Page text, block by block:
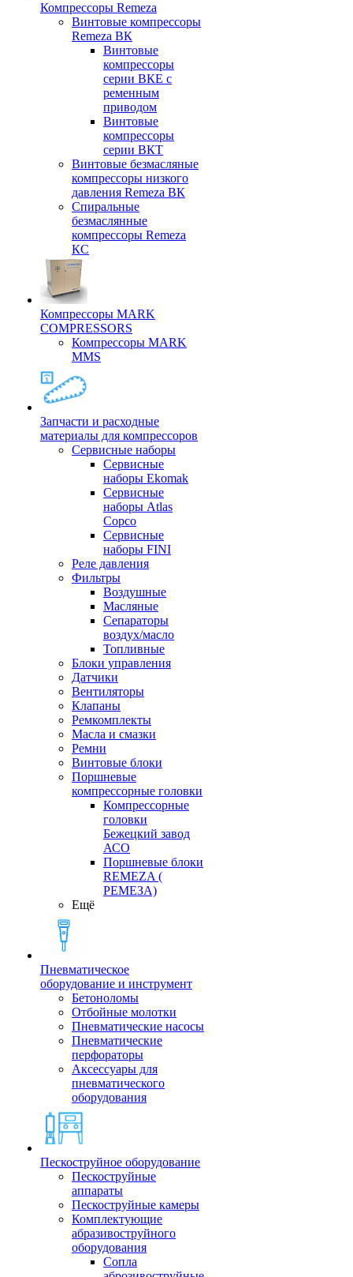
Компрессоры Remeza
Винтовые компрессоры
Remeza ВК
Винтовые
компрессоры
серии ВКЕ с
ременным
приводом
Винтовые
компрессоры
серии ВКТ
Винтовые безмасляные
компрессоры низкого
давления Remeza ВК
Спиральные
безмаслянные
компрессоры Remeza
КС
Компрессоры MARK
COMPRESSORS
Компрессоры MARK
MMS
Запчасти и расходные
материалы для компрессоров
Cервисные наборы
Сервисные
наборы Ekomak
Cервисные
наборы Atlas
Copco
Сервисные
наборы FINI
Реле давления
Фильтры
Воздушные
Масляные
Сепараторы
воздух/масло
Топливные
Блоки управления
Датчики
Вентиляторы
Клапаны
Ремкомплекты
Масла и смазки
Ремни
Винтовые блоки
Поршневые
компрессорные головки
Компрессорные
головки
Бежецкий завод
АСО
Поршневые блоки
REMEZA (
РЕМЕЗА)
Ещё
Пневматическое
оборудование и инструмент
Бетоноломы
Отбойные молотки
Пневматические насосы
Пневматические
перфораторы
Аксессуары для
пневматического
оборудования
Пескоструйное оборудование
Пескоструйные
аппараты
Пескоструйные камеры
Комплектующие
абразивоструйного
оборудования
Сопла